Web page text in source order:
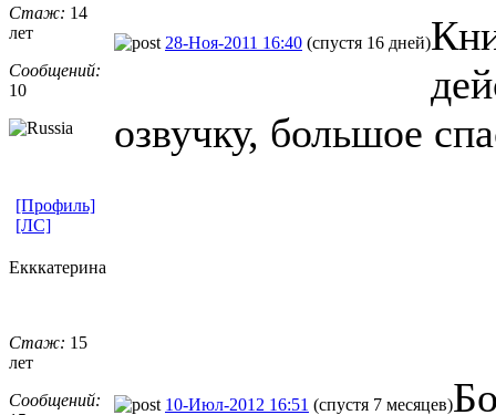
Стаж: 14
лет
Сообщений:
10
28-Ноя-2011 16:40 (спустя 16 дней)
озвучку, большое
[Профиль]
[ЛС]
Екккатерина
Стаж: 15
лет
Сообщений:
10-Июл-2012 16:51 (спустя 7 месяцев)